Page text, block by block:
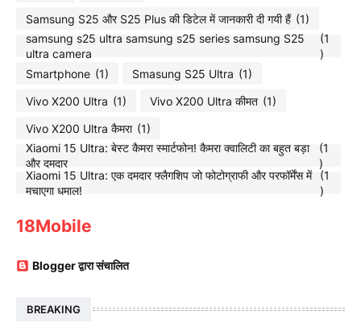
Samsung S25 और S25 Plus की डिटेल में जानकारी दी गयी हैं (1)
samsung s25 ultra samsung s25 series samsung S25
ultra camera
(1
)
Smartphone (1) Smasung S25 Ultra (1)
Vivo X200 Ultra (1) Vivo X200 Ultra कीमत (1)
Vivo X200 Ultra कैमरा (1)
Xiaomi 15 Ultra: बेस्ट कैमरा स्मार्टफोन! कैमरा क्वालिटी का बहुत बड़ा
और दमदार
(1
)
Xiaomi 15 Ultra: एक दमदार फ्लैगशिप जो फोटोग्राफी और परफॉर्मेंस में
मचाएगा धमाल!
(1
)
18Mobile
Blogger द्वारा संचालित
BREAKING